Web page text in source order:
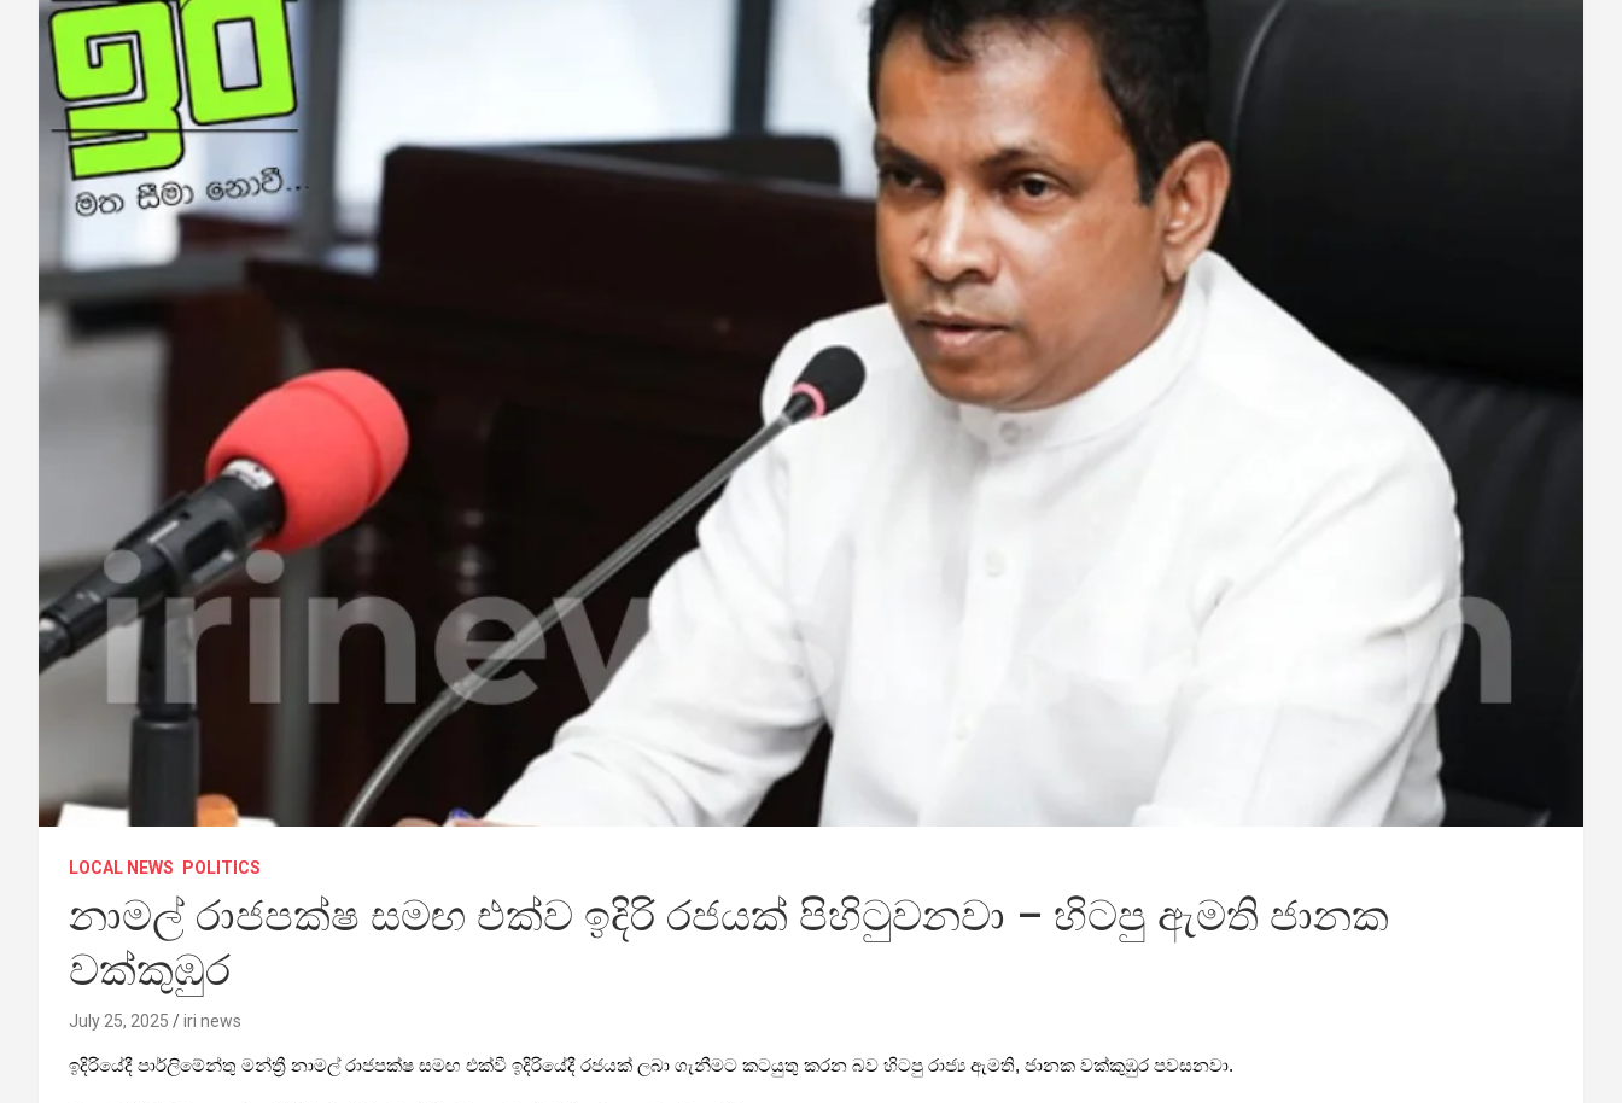
LOCAL NEWS POLITICS
නාමල් රාජපක්ෂ සමඟ එක්ව ඉදිරි රජයක් පිහිටුවනවා – හිටපු ඇමති ජානක
වක්කුඹුර
July 25, 2025 iri news
ඉදිරියේදී පාර්ලිමේන්තු මන්ත්‍රී නාමල් රාජපක්ෂ සමඟ එක්වී ඉදිරියේදී රජයක් ලබා ගැනීමට කටයුතු කරන බව හිටපු රාජ්‍ය ඇමති, ජානක වක්කුඹුර පවසනවා.